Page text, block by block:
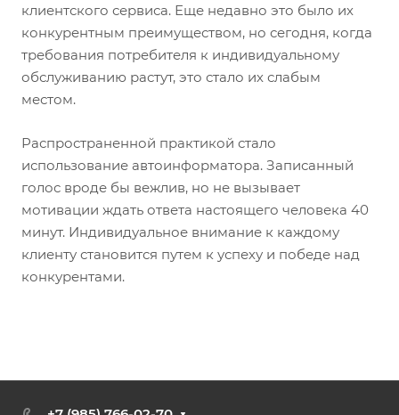
клиентского сервиса. Еще недавно это было их
конкурентным преимуществом, но сегодня, когда
требования потребителя к индивидуальному
обслуживанию растут, это стало их слабым
местом.
Распространенной практикой стало
использование автоинформатора. Записанный
голос вроде бы вежлив, но не вызывает
мотивации ждать ответа настоящего человека 40
минут. Индивидуальное внимание к каждому
клиенту становится путем к успеху и победе над
конкурентами.